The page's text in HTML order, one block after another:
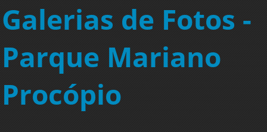
Galerias de Fotos -
Parque Mariano
Procópio